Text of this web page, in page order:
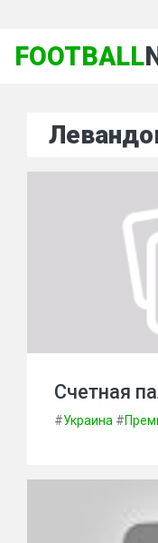
FOOTBALL
Счетная
#Украина #